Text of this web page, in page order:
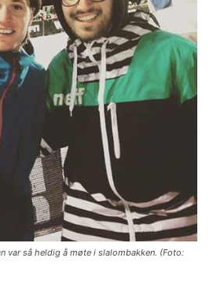
var så heldig å møte i slalombakken. (Foto: